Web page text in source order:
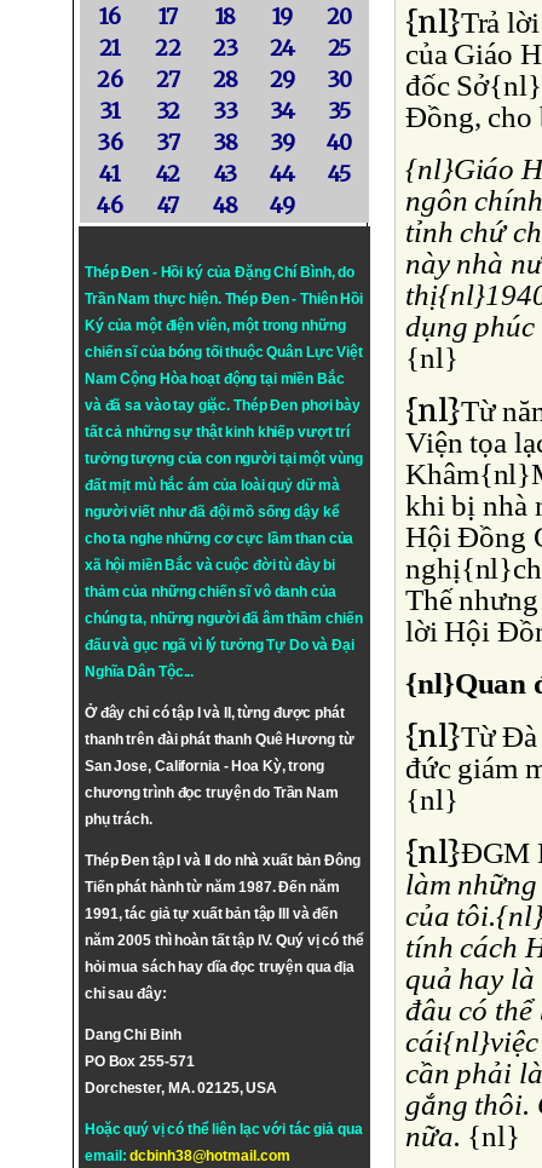
16
17 18 19
20
21
22 23 24
25
26
27 28 29
30
31
32 33 34
35
36
37 38 39
40
41
42 43 44
45
46
47 48 49
Thép Đen - Hồi ký của Đặng Chí Bình, do
Trần Nam thực hiện. Thép Đen- Thiên Hồi
Ký của một điện viên, một trong những
chiến sĩ của bóng tối thuộc Quân Lực Việt
Nam Cộng Hòa hoạt động tại miền Bắc
và đã sa vào tay giặc. Thép Đen phơi bày
tất cả những sự thật kinh khiếp vượt trí
tưởng tượng của con người tại một vùng
đất mịt mù hắc ám của loài quỷ dữ mà
người viết như đã đội mồ sống dậy kể
cho ta nghe những cơ cực lầm than của
xã hội miền Bắc và cuộc đời tù đày bi
thảm của những chiến sĩ vô danh của
chúng ta, những người đã âm thầm chiến
đấu và gục ngã vì lý tưởngTự DovàĐại
Nghĩa Dân Tộc...
Ở đây chỉ có tập I và II, từng được phát
thanh trên đài phát thanh Quê Hương từ
San Jose, California - Hoa Kỳ, trong
chương trình đọc truyện do Trần Nam
phụ trách.
Thép Đen tập I và II do nhà xuất bản Đông
Tiến phát hành từ năm 1987. Đến năm
1991, tác giả tự xuất bản tập III và đến
năm 2005 thì hoàn tất tập IV. Quý vị có thể
hỏi mua sách hay dĩa đọc truyện qua địa
chỉ sau đây:
Dang Chi Binh
PO Box 255-571
Dorchester, MA. 02125, USA
Hoặc quý vị có thể liên lạc với tác giả qua
email:dcbinh38@hotmail.com
{nl}Trả
của Giáo
đốc
Ðồng, cho
{nl}Giáo
ngôn
tỉnh chứ
này nhà
dụng
{nl}
{nl}Từ
Viện tọa
khi bị nhà
Hội Ðồng
Thế
lời Hội
{nl}Quan
{nl}Từ Ðà
đức giám
{nl}
{nl}ÐGM
làm
của
tính cách
quả hay
đâu có
cái{nl}việc
cần phải
gắng thôi.
nữa. {nl}